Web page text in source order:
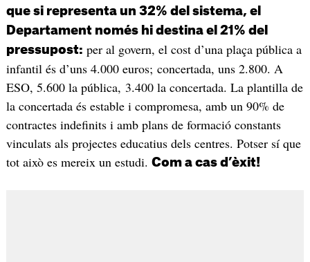
que si representa un 32% del sistema, el
Departament només hi destina el 21% del
pressupost: per al govern, el cost d’una plaça pública a
infantil és d’uns 4.000 euros; concertada, uns 2.800. A
ESO, 5.600 la pública, 3.400 la concertada. La plantilla de
la concertada és estable i compromesa, amb un 90% de
contractes indefinits i amb plans de formació constants
vinculats als projectes educatius dels centres. Potser sí que
tot això es mereix un estudi. Com a cas d’èxit!